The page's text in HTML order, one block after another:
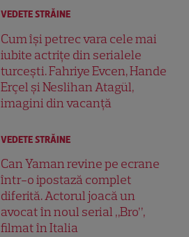
VEDETE STRĂINE
Cum își petrec vara cele mai
iubite actrițe din serialele
turcești. Fahriye Evcen, Hande
Erçel și Neslihan Atagül,
imagini din vacanță
VEDETE STRĂINE
Can Yaman revine pe ecrane
într-o ipostază complet
diferită. Actorul joacă un
avocat în noul serial „Bro”,
filmat în Italia